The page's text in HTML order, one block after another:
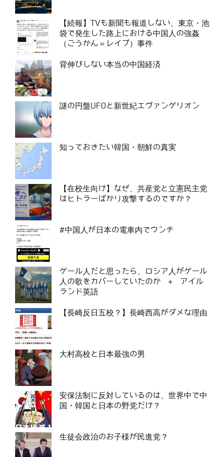
【続報】TVも新聞も報道しない、東京・池
袋で発生した路上における中国人の強姦
（ごうかん＝レイプ）事件
背伸びしない本当の中国経済
謎の円盤UFOと新世紀エヴァンゲリオン
知っておきたい韓国・朝鮮の真実
【在校生向け】なぜ、共産党と立憲民主党
はヒトラーばかり攻撃するのですか？
#中国人が日本の電車内でウンチ
ゲール人だと思ったら、ロシア人がゲール
人の歌をカバーしていたのか ＋ アイル
ランド英語
【長崎反日五校？】長崎西高がダメな理由
大村高校と日本最強の男
安保法制に反対しているのは、世界中で中
国・韓国と日本の野党だけ？
生徒会政治のお子様が民進党？